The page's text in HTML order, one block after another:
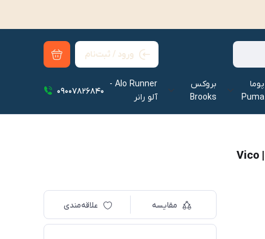
ورود / ثبت‌نام
پوما
Puma
بروکس
Brooks
Alo Runner -
آلو رانر‌
09007826840
مقایسه علاقه‌مندی